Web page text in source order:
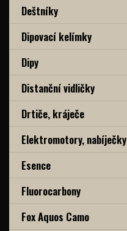
Deštníky
Dipovací kelímky
Dipy
Distanční vidličky
Drtiče, kráječe
Elektromotory, nabíječky
Esence
Fluorocarbony
Fox Aquos Camo